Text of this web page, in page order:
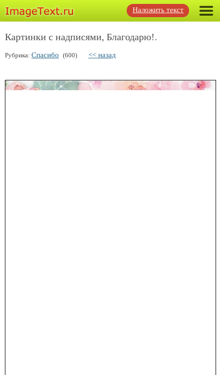
Наложить текст
Картинки с надписями, Благодарю!.
Рубрика: Спасибо (600) << назад